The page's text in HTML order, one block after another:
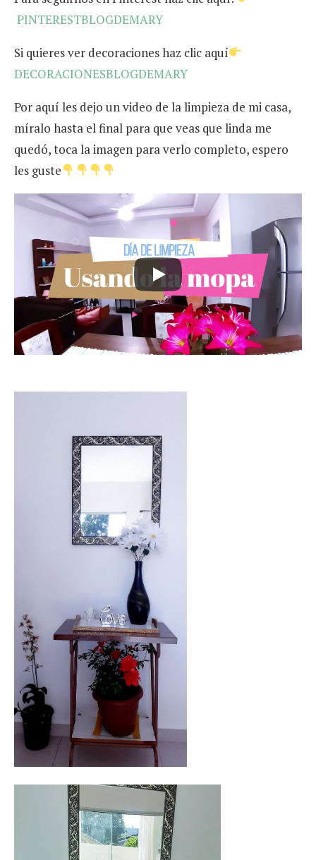
PINTERESTBLOGDEMARY
Si quieres ver decoraciones haz clic aquí
DECORACIONESBLOGDEMARY
Por aquí les dejo un video de la limpieza de mi casa,
míralo hasta el final para que veas que linda me
quedó, toca la imagen para verlo completo, espero
les guste